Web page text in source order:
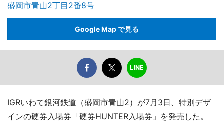
盛岡市青山2丁目2番8号
Google Map で見る
IGRいわて銀河鉄道（盛岡市青山2）が7月3日、特別デザ
インの硬券入場券「硬券HUNTER入場券」を発売した。